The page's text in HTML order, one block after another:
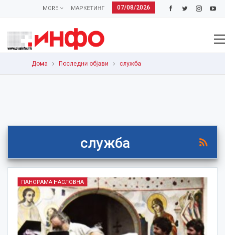
07/08/2026
МАРКЕТИНГ
MORE
Дома Последни објави служба
служба
ПАНОРАМА НАСЛОВНА